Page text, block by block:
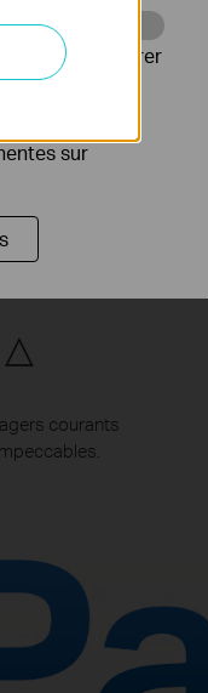
Parler pour
△
courants
pour améliorer
sur